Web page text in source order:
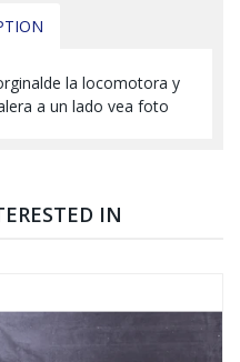
la locomotora y
a un lado vea foto
IN